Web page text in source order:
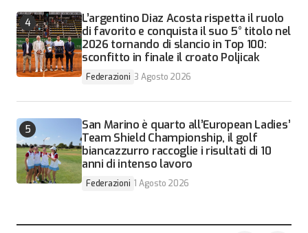
L’argentino Diaz Acosta rispetta il ruolo
di favorito e conquista il suo 5° titolo nel
2026 tornando di slancio in Top 100:
sconfitto in finale il croato Poljicak
Federazioni 3 Agosto 2026
San Marino è quarto all’European Ladies’
Team Shield Championship, il golf
biancazzurro raccoglie i risultati di 10
anni di intenso lavoro
Federazioni 1 Agosto 2026